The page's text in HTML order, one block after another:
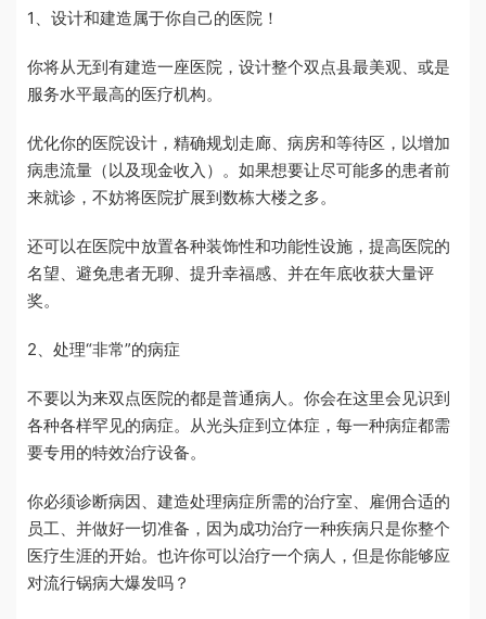
1、设计和建造属于你自己的医院！
你将从无到有建造一座医院，设计整个双点县最美观、或是
服务水平最高的医疗机构。
优化你的医院设计，精确规划走廊、病房和等待区，以增加
病患流量（以及现金收入）。如果想要让尽可能多的患者前
来就诊，不妨将医院扩展到数栋大楼之多。
还可以在医院中放置各种装饰性和功能性设施，提高医院的
名望、避免患者无聊、提升幸福感、并在年底收获大量评
奖。
2、处理“非常”的病症
不要以为来双点医院的都是普通病人。你会在这里会见识到
各种各样罕见的病症。从光头症到立体症，每一种病症都需
要专用的特效治疗设备。
你必须诊断病因、建造处理病症所需的治疗室、雇佣合适的
员工、并做好一切准备，因为成功治疗一种疾病只是你整个
医疗生涯的开始。也许你可以治疗一个病人，但是你能够应
对流行锅病大爆发吗？